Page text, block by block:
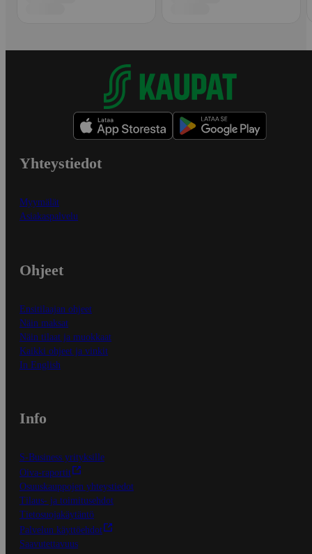
Yhteystiedot
Myymälät
Asiakaspalvelu
Ohjeet
Ensitilaajan ohjeet
Näin maksat
Näin tilaat ja muokkaat
Kaikki ohjeet ja vinkit
In English
Info
S-Business yrityksille
Oiva-raportit
Osuuskauppojen yhteystiedot
Tilaus- ja toimitusehdot
Tietosuojakäytäntö
Palvelun käyttöehdot
Saavutettavuus